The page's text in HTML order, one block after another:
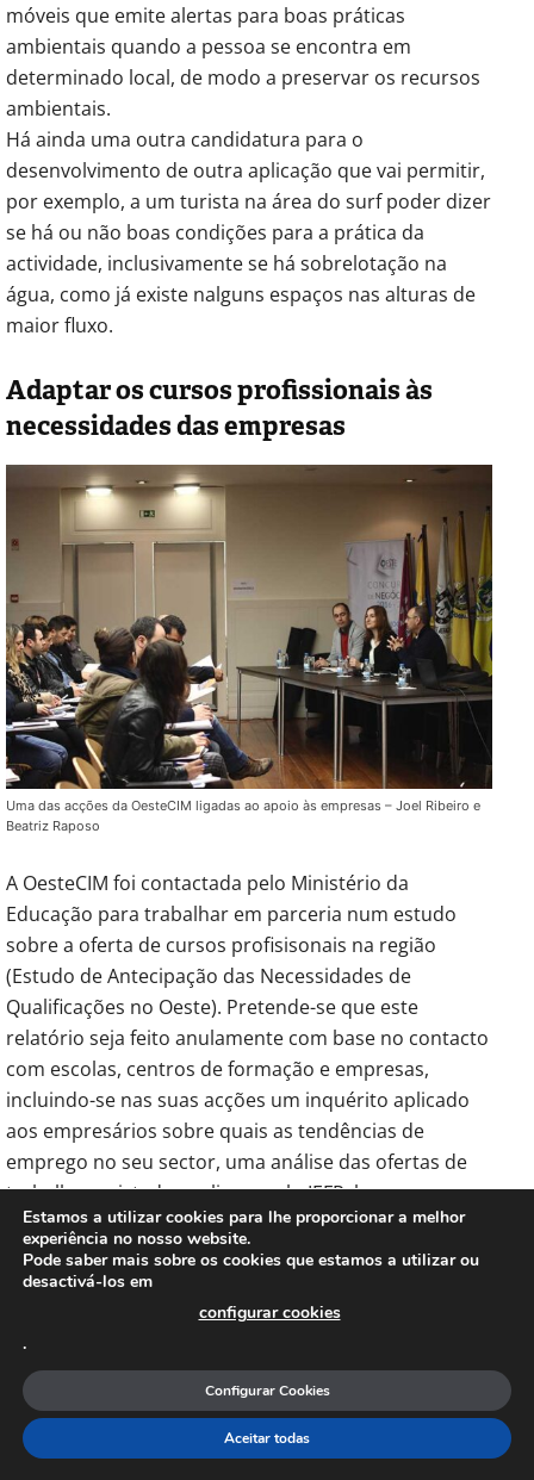
móveis que emite alertas para boas práticas
ambientais quando a pessoa se encontra em
determinado local, de modo a preservar os recursos
ambientais.
Há ainda uma outra candidatura para o
desenvolvimento de outra aplicação que vai permitir,
por exemplo, a um turista na área do surf poder dizer
se há ou não boas condições para a prática da
actividade, inclusivamente se há sobrelotação na
água, como já existe nalguns espaços nas alturas de
maior fluxo.
Adaptar os cursos profissionais às
necessidades das empresas
Uma das acções da OesteCIM ligadas ao apoio às empresas – Joel Ribeiro e
Beatriz Raposo
A OesteCIM foi contactada pelo Ministério da
Educação para trabalhar em parceria num estudo
sobre a oferta de cursos profisisonais na região
(Estudo de Antecipação das Necessidades de
Qualificações no Oeste). Pretende-se que este
relatório seja feito anulamente com base no contacto
com escolas, centros de formação e empresas,
incluindo-se nas suas acções um inquérito aplicado
aos empresários sobre quais as tendências de
emprego no seu sector, uma análise das ofertas de
trabalho registadas online e pelo IEFP, bem como a
avaliação da oferta formativa existente na região.
Para Paulo Simões, um dos aspectos fundamentais
para atrair investimento é a existência de mão-de-
obra qualificada disponível para responder aos
desafios das empresas.
possibilidade de investimento na área das
tecnologias 4.0, devemos apostar na capacitação
de recursos humanos dentro dessa área e não
Estamos a utilizar cookies para lhe proporcionar a melhor
experiência no nosso website.
Pode saber mais sobre os cookies que estamos a utilizar ou
desactivá-los em
configurar cookies
.
Aceitar todas
Configurar Cookies